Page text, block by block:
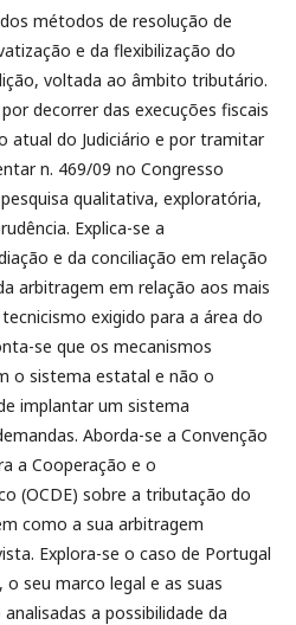
métodos de resolução de
e da flexibilização do
voltada ao âmbito tributário.
decorrer das execuções fiscais
atual do Judiciário e por tramitar
n. 469/09 no Congresso
qualitativa, exploratória,
Explica-se a
e da conciliação em relação
arbitragem em relação aos mais
exigido para a área do
se que os mecanismos
o sistema estatal e não o
implantar um sistema
Aborda-se a Convenção
a Cooperação e o
(OCDE) sobre a tributação do
como a sua arbitragem
Explora-se o caso de Portugal
seu marco legal e as suas
a possibilidade da